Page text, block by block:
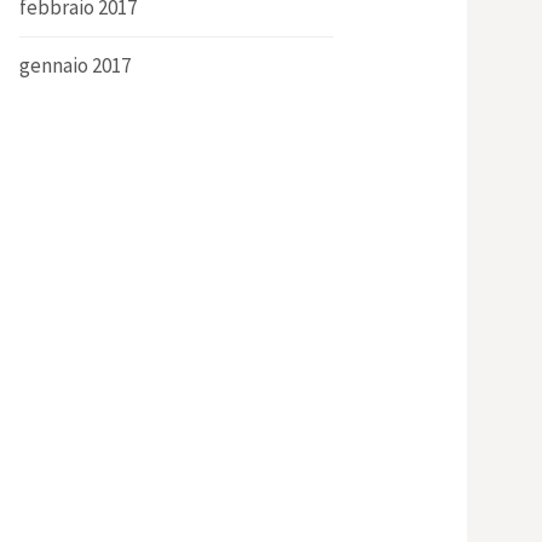
febbraio 2017
gennaio 2017